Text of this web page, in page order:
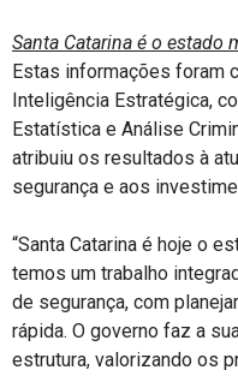
Santa Catarina é o estado
Estas informações foram
Inteligência Estratégica,
Estatística e Análise
atribuiu os resultados à
segurança e aos
“Santa Catarina é hoje o
temos um trabalho
de segurança, com
rápida. O governo faz a
estrutura, valorizando os